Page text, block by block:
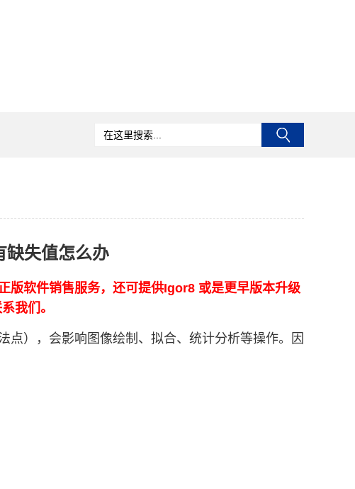
失值怎么办
软件销售服务，还可提供Igor8 或是更早版本升级
我们。
点），会影响图像绘制、拟合、统计分析等操作。因